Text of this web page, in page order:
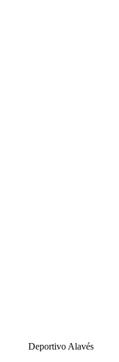
Deportivo Alavés